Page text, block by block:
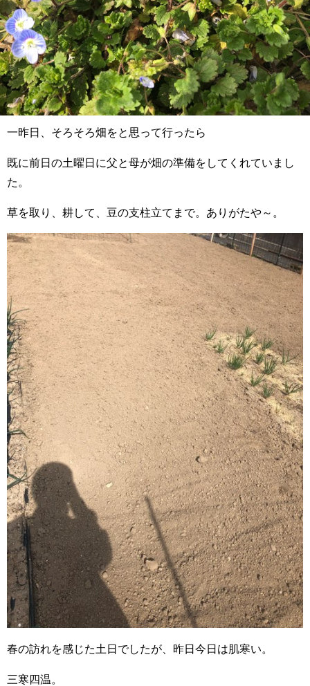
一昨日、そろそろ畑をと思って行ったら
既に前日の土曜日に父と母が畑の準備をしてくれていまし
た。
草を取り、耕して、豆の支柱立てまで。ありがたや～。
春の訪れを感じた土日でしたが、昨日今日は肌寒い。
三寒四温。